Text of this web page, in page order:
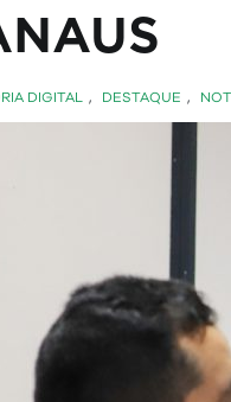
DIGITAL , DESTAQUE ,